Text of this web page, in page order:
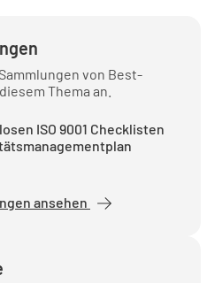
ergreifen von Best-
Thema an.
ISO 9001 Checklisten
ansehen